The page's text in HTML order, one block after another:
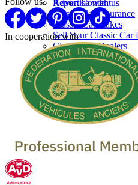
Report Content
Advertise with us
Classic Car Insurance
Classic Car makes
Sell Your Classic Car
Classic Car Dealers
In cooperation with